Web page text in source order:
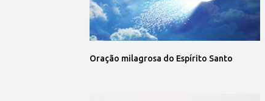
Oração milagrosa do Espírito Santo